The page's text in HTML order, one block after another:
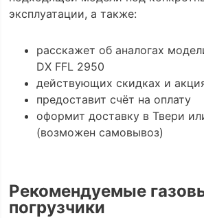
эксплуатации, а также:
расскажет об аналогах
DX FFL 2950
действующих скидках и
предоставит счёт на оплату
оформит доставку в Твери
(возможен самовывоз)
Рекомендуемые
погрузчики